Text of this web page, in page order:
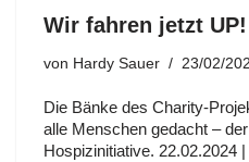
Wir fahren jetzt UP!
von Hardy Sauer 23/02/
Die Bänke des Charity-
alle Menschen gedacht –
Hospizinitiative. 22.02.2024